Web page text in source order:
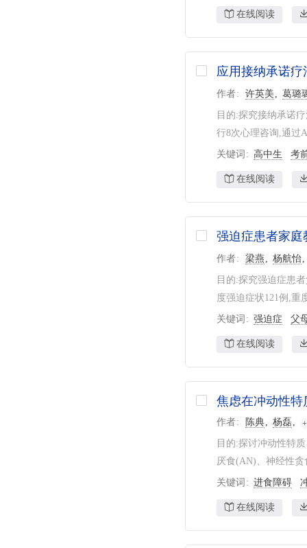
在线阅读
应用接纳承诺
作者 许英美 葛璐
目的:探究接纳承诺
行8次心理咨询,通过
关键词 高中生 考
在线阅读
强迫症患者家
作者 梁燕 杨航怡
目的:探究强迫症患
度强迫症状121例,重
关键词 强迫症 父
在线阅读
焦虑在冲动性
作者 陈典 杨磊
目的:探讨冲动性特
厌食(AN)、神经性
关键词 进食障碍
在线阅读